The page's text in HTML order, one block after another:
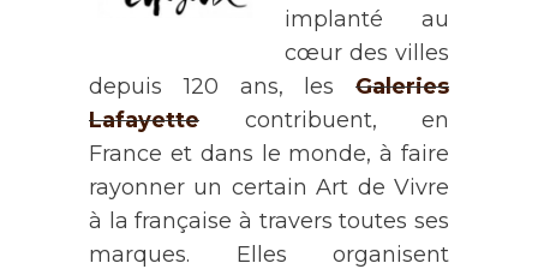
implanté au
cœur des villes
depuis 120 ans, les Galeries
Lafayette contribuent, en
France et dans le monde, à faire
rayonner un certain Art de Vivre
à la française à travers toutes ses
marques. Elles organisent